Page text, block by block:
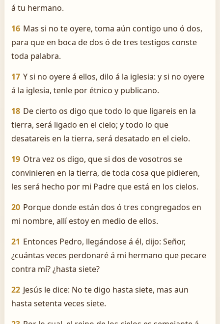
á tu hermano.
16 Mas si no te oyere, toma aún contigo uno ó dos,
para que en boca de dos ó de tres testigos conste
toda palabra.
17 Y si no oyere á ellos, dilo á la iglesia: y si no oyere
á la iglesia, tenle por étnico y publicano.
18 De cierto os digo que todo lo que ligareis en la
tierra, será ligado en el cielo; y todo lo que
desatareis en la tierra, será desatado en el cielo.
19 Otra vez os digo, que si dos de vosotros se
convinieren en la tierra, de toda cosa que pidieren,
les será hecho por mi Padre que está en los cielos.
20 Porque donde están dos ó tres congregados en
mi nombre, allí estoy en medio de ellos.
21 Entonces Pedro, llegándose á él, dijo: Señor,
¿cuántas veces perdonaré á mi hermano que pecare
contra mí? ¿hasta siete?
22 Jesús le dice: No te digo hasta siete, mas aun
hasta setenta veces siete.